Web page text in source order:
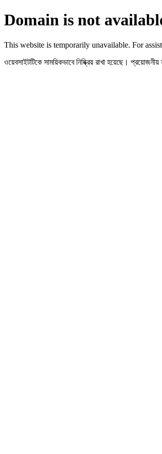
Domain is not
This website is temporarily unavailable. For
ওয়েবসাইটটিকে সাময়িকভাবে নিষ্ক্রিয় রাখা হয়েছে।